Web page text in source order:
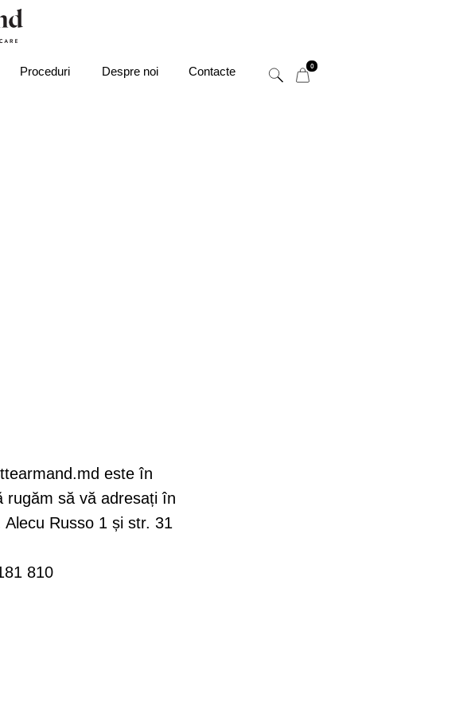
Proceduri Despre noi Contacte 0
este în
rugăm să vă adresați în
Russo 1 și str. 31
810